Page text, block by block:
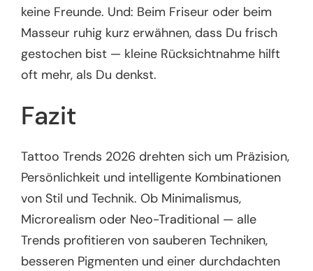
keine Freunde. Und: Beim Friseur oder beim
Masseur ruhig kurz erwähnen, dass Du frisch
gestochen bist — kleine Rücksichtnahme hilft
oft mehr, als Du denkst.
Fazit
Tattoo Trends 2026 drehten sich um Präzision,
Persönlichkeit und intelligente Kombinationen
von Stil und Technik. Ob Minimalismus,
Microrealism oder Neo-Traditional — alle
Trends profitieren von sauberen Techniken,
besseren Pigmenten und einer durchdachten